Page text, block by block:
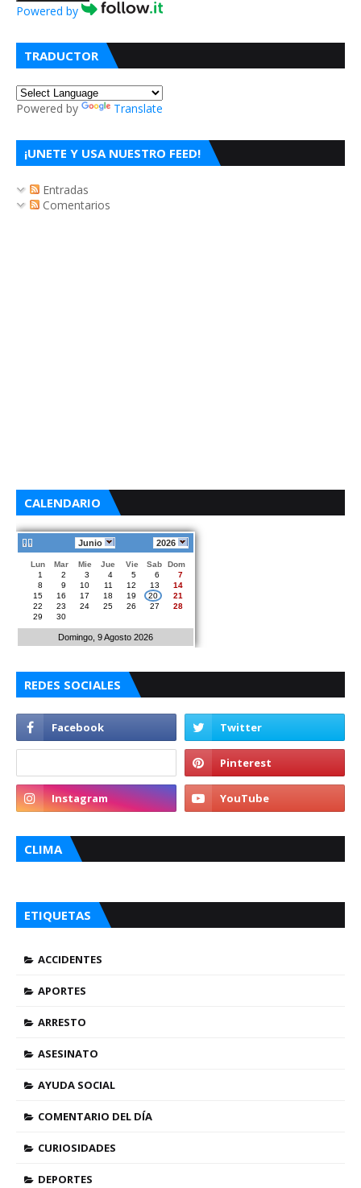
Powered by
TRADUCTOR
Powered by Translate
¡UNETE Y USA NUESTRO FEED!
Entradas
Comentarios
CALENDARIO
Junio 2026
Lun Mar Mie Jue Vie Sab
Dom
1
2 3 4 5 6
7
8
9 10 11 12 13
14
15
16 17 18 19 20
21
22
23 24 25 26 27
28
29
30
Domingo, 9 Agosto 2026
REDES SOCIALES
CLIMA
ETIQUETAS
ACCIDENTES
APORTES
ARRESTO
ASESINATO
AYUDA SOCIAL
COMENTARIO DEL DÍA
CURIOSIDADES
DEPORTES